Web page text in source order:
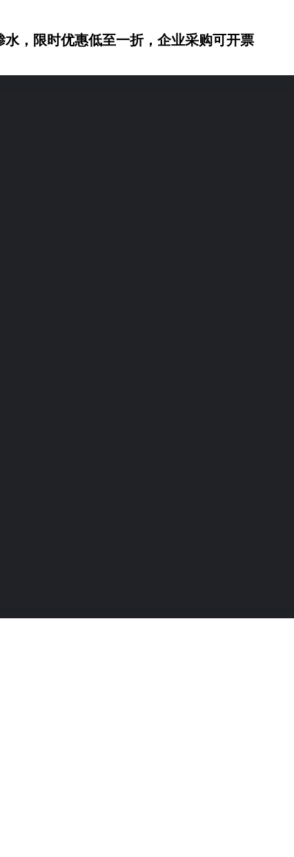
水，限时优惠低至一折，企业采购可开票